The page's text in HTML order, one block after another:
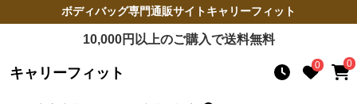
ボディバッグ専門通販サイトキャリーフィット
10,000円以上のご購入で送料無料
キャリーフィット 0 0